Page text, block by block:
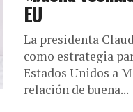
EU
La presidenta
como estrategia
Estados Unidos a
relación de buena...